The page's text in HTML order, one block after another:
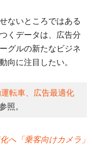
ないところではある
くデータは、広告分
グルの新たなビジネ
向に注目したい。
転車、広告最適化
照。
へ「乗客向けカメラ」